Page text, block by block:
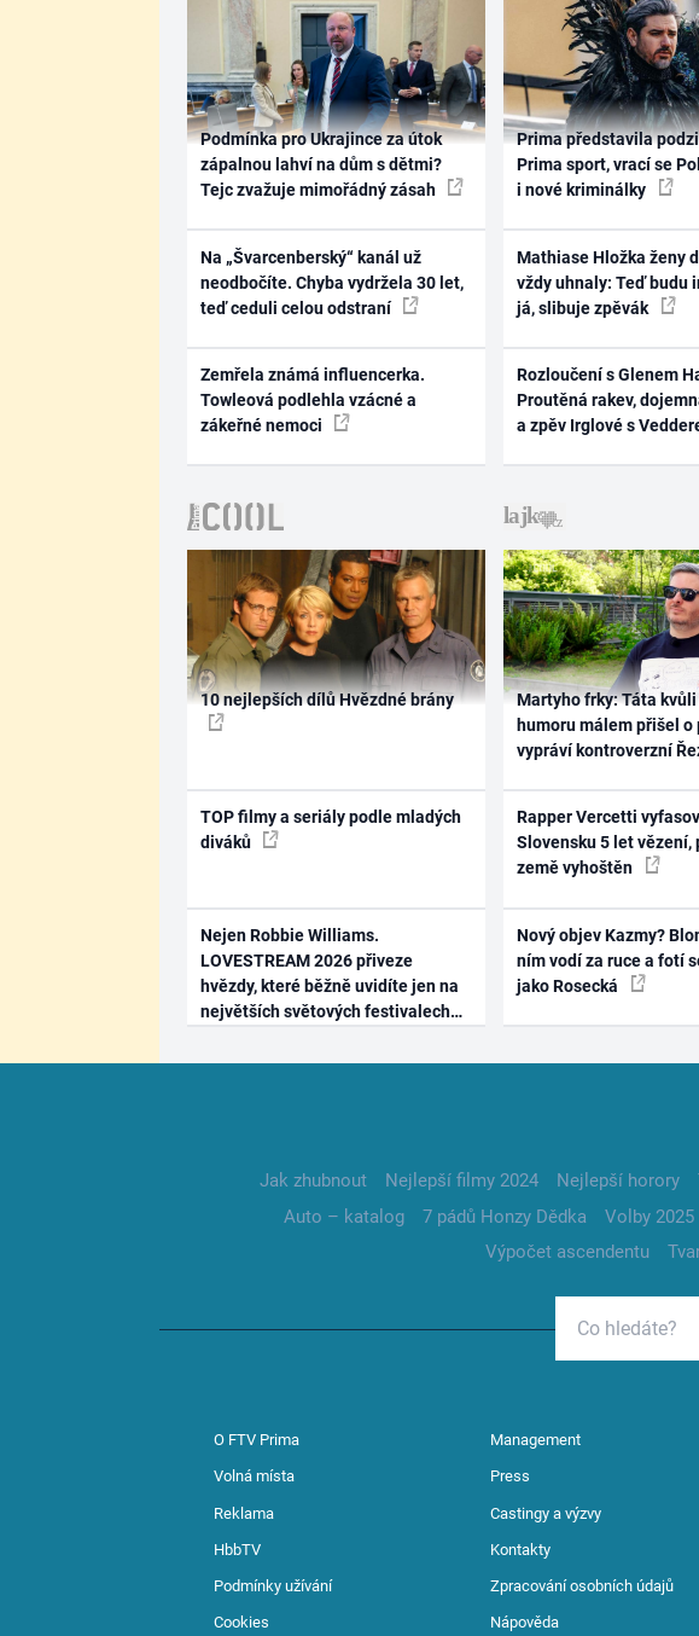
Podmínka pro Ukrajince za útok
zápalnou lahví na dům s dětmi?
Tejc zvažuje mimořádný zásah
Na „Švarcenberský“ kanál už
neodbočíte. Chyba vydržela 30 let,
teď ceduli celou odstraní
Zemřela známá influencerka.
Towleová podlehla vzácné a
zákeřné nemoci
Prima představila
Prima sport, vrací se
i nové kriminálky
Mathiase Hložka ženy
vždy uhnaly: Teď budu
já, slibuje zpěvák
Rozloučení s Glenem
Proutěná rakev,
a zpěv Irglové s
10 nejlepších dílů Hvězdné brány
TOP filmy a seriály podle mladých
diváků
Nejen Robbie Williams.
LOVESTREAM 2026 přiveze
hvězdy, které běžně uvidíte jen na
největších světových festivalech
Martyho frky: Táta
humoru málem přišel o
vypráví kontroverzní
Rapper Vercetti
Slovensku 5 let vězení,
země vyhoštěn
Nový objev Kazmy?
ním vodí za ruce a fotí
jako Rosecká
Jak zhubnout Nejlepší filmy 2024 Nejlepší horory
Auto – katalog
7 pádů Honzy Dědka Volby 2025
Výpočet ascendentu
O FTV Prima Management
Volná místa Press
Reklama Castingy a výzvy
HbbTV Kontakty
Podmínky užívání Zpracování osobních údajů
Cookies Nápověda